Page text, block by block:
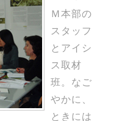
Ｍ本部の
スタッフ
とアイシ
ス取材
班。なご
やかに、
ときには